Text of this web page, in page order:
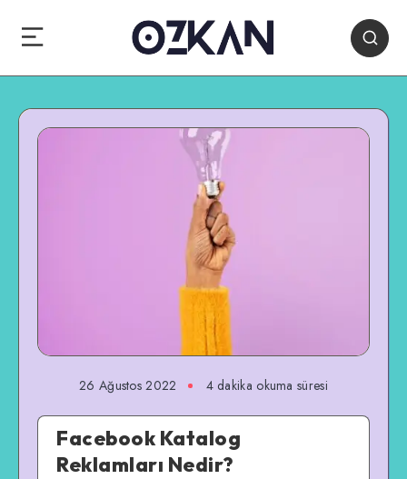
26 Ağustos 2022 4 dakika okuma süresi
Facebook Katalog
Reklamları Nedir?